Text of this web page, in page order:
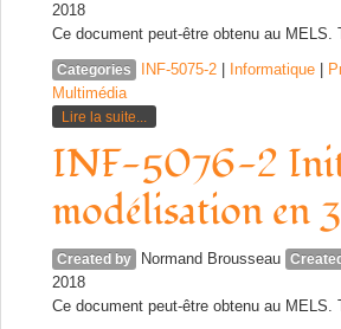
2018
Ce document peut-être obtenu au MELS.
Categories INF-5075-2 Informatique
Multimédia
Lire la suite...
INF-5076-2
modélisation en
Created by Normand Brousseau Created
2018
Ce document peut-être obtenu au MELS.